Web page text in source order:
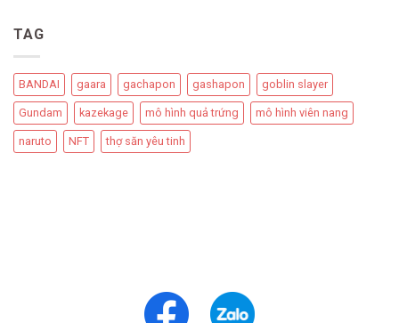
TAG
BANDAI gaara gachapon gashapon goblin slayer
Gundam kazekage mô hình quả trứng mô hình viên nang
naruto NFT thợ săn yêu tinh